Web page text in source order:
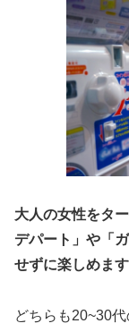
大人の女性をタ
デパート」や「
せずに楽しめます
どちらも20~30